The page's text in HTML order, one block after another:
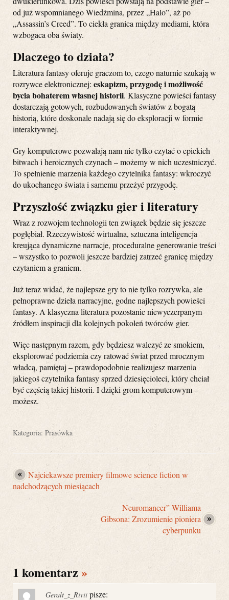
od już wspomnianego Wiedźmina, przez „Halo”, aż po
„Assassin’s Creed”. To ciekła granica między mediami, która
wzbogaca oba światy.
Dlaczego to działa?
Literatura fantasy oferuje graczom to, czego naturnie szukają w
rozrywce elektronicznej: eskapizm, przygodę i możliwość
bycia bohaterem własnej historii. Klasyczne powieści fantasy
dostarczają gotowych, rozbudowanych światów z bogatą
historią, które doskonale nadają się do eksploracji w formie
interaktywnej.
Gry komputerowe pozwalają nam nie tylko czytać o epickich
bitwach i heroicznych czynach – możemy w nich uczestniczyć.
To spełnienie marzenia każdego czytelnika fantasy: wkroczyć
do ukochanego świata i samemu przeżyć przygodę.
Przyszłość związku gier i literatury
Wraz z rozwojem technologii ten związek będzie się jeszcze
pogłębiał. Rzeczywistość wirtualna, sztuczna inteligencja
kreująca dynamiczne narracje, proceduralne generowanie treści
– wszystko to pozwoli jeszcze bardziej zatrzeć granicę między
czytaniem a graniem.
Już teraz widać, że najlepsze gry to nie tylko rozrywka, ale
pełnoprawne dzieła narracyjne, godne najlepszych powieści
fantasy. A klasyczna literatura pozostanie niewyczerpanym
źródłem inspiracji dla kolejnych pokoleń twórców gier.
Więc następnym razem, gdy będziesz walczyć ze smokiem,
eksplorować podziemia czy ratować świat przed mrocznym
władcą, pamiętaj – prawdopodobnie realizujesz marzenia
jakiegoś czytelnika fantasy sprzed dziesięcioleci, który chciał
być częścią takiej historii. I dzięki grom komputerowym –
możesz.
Kategoria: Prasówka
Najciekawsze premiery filmowe science fiction w
nadchodzących miesiącach
Neuromancer” Williama
Gibsona: Zrozumienie pioniera
cyberpunku
1 komentarz »
Geralt_z_Rivii pisze: